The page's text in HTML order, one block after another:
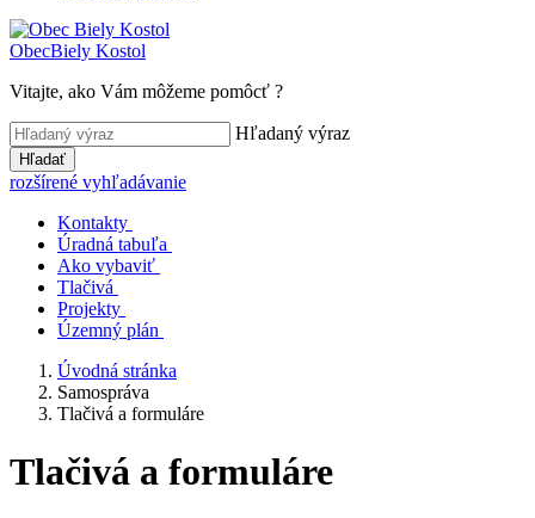
ObecBiely Kostol
Vitajte, ako Vám môžeme pomôcť ?
Hľadaný výraz
Hľadať
rozšírené vyhľadávanie
Kontakty
Úradná tabuľa
Ako vybaviť
Tlačivá
Projekty
Územný plán
Úvodná stránka
Samospráva
Tlačivá a formuláre
Tlačivá a formuláre